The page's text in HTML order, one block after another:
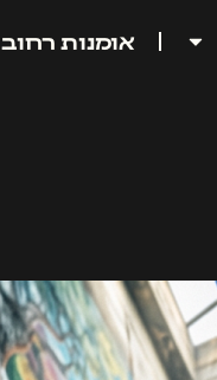
אומנות רחוב